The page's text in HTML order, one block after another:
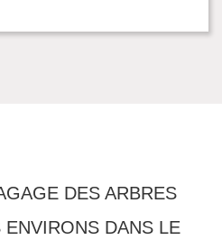
DES ARBRES
DANS LE